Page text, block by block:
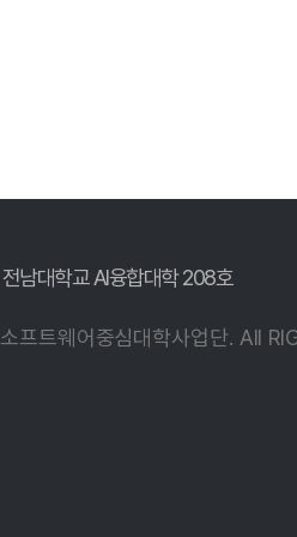
전남대학교 AI융합대학 208호
소프트웨어중심대학사업단. All